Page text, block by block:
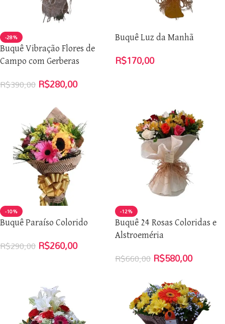
-28%
Buquê Vibração Flores de
Campo com Gerberas
R$390,00 R$280,00
Buquê Luz da Manhã
R$170,00
-10%
Buquê Paraíso Colorido
R$290,00 R$260,00
-12%
Buquê 24 Rosas Coloridas e
Alstroeméria
R$660,00 R$580,00